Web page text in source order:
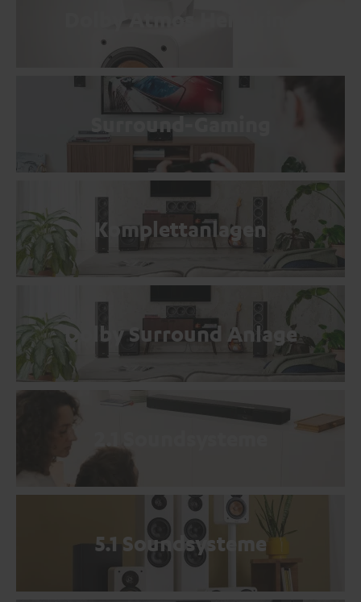
Surround-Gaming
Komplettanlagen
Dolby Surround Anlage
5.1 Soundsysteme